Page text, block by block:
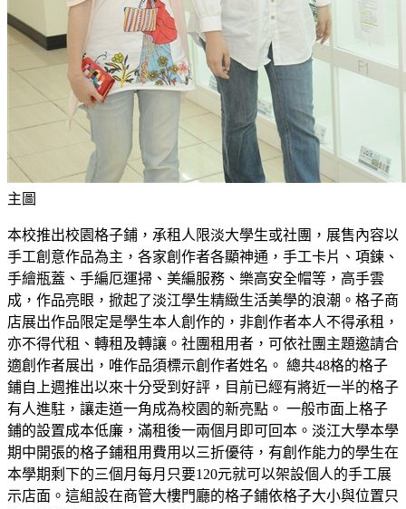
主圖
本校推出校園格子鋪，承租人限淡大學生或社團，展售內容以
手工創意作品為主，各家創作者各顯神通，手工卡片、項鍊、
手繪瓶蓋、手編厄運掃、美編服務、樂高安全帽等，高手雲
成，作品亮眼，掀起了淡江學生精緻生活美學的浪潮。格子商
店展出作品限定是學生本人創作的，非創作者本人不得承租，
亦不得代租、轉租及轉讓。社團租用者，可依社團主題邀請合
適創作者展出，唯作品須標示創作者姓名。 總共48格的格子
鋪自上週推出以來十分受到好評，目前已經有將近一半的格子
有人進駐，讓走道一角成為校園的新亮點。 一般市面上格子
鋪的設置成本低廉，滿租後一兩個月即可回本。淡江大學本學
期中開張的格子鋪租用費用以三折優待，有創作能力的學生在
本學期剩下的三個月每月只要120元就可以架設個人的手工展
示店面。這組設在商管大樓門廳的格子鋪依格子大小與位置只